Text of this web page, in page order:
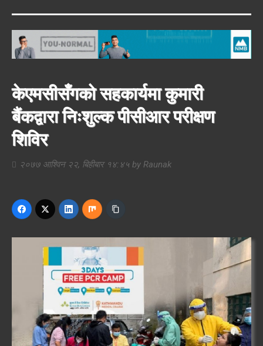
केएमसीसँगको सहकार्यमा कुमारी
बैंकद्वारा निःशुल्क पीसीआर परीक्षण
शिविर
२०७७ आश्विन २२, बिहीबार १४:४५ by Raunak